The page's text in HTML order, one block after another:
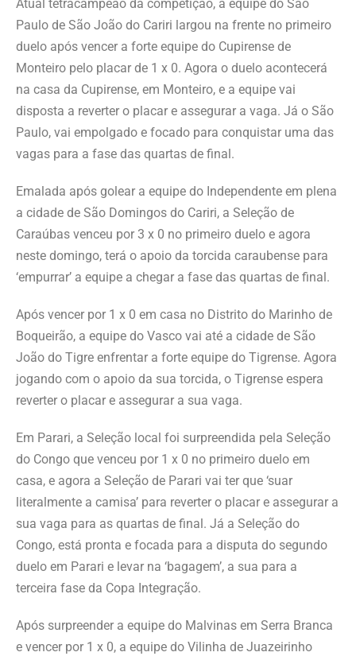
Atual tetracampeão da competição, a equipe do São
Paulo de São João do Cariri largou na frente no primeiro
duelo após vencer a forte equipe do Cupirense de
Monteiro pelo placar de 1 x 0. Agora o duelo acontecerá
na casa da Cupirense, em Monteiro, e a equipe vai
disposta a reverter o placar e assegurar a vaga. Já o São
Paulo, vai empolgado e focado para conquistar uma das
vagas para a fase das quartas de final.
Emalada após golear a equipe do Independente em plena
a cidade de São Domingos do Cariri, a Seleção de
Caraúbas venceu por 3 x 0 no primeiro duelo e agora
neste domingo, terá o apoio da torcida caraubense para
‘empurrar’ a equipe a chegar a fase das quartas de final.
Após vencer por 1 x 0 em casa no Distrito do Marinho de
Boqueirão, a equipe do Vasco vai até a cidade de São
João do Tigre enfrentar a forte equipe do Tigrense. Agora
jogando com o apoio da sua torcida, o Tigrense espera
reverter o placar e assegurar a sua vaga.
Em Parari, a Seleção local foi surpreendida pela Seleção
do Congo que venceu por 1 x 0 no primeiro duelo em
casa, e agora a Seleção de Parari vai ter que ‘suar
literalmente a camisa’ para reverter o placar e assegurar a
sua vaga para as quartas de final. Já a Seleção do
Congo, está pronta e focada para a disputa do segundo
duelo em Parari e levar na ‘bagagem’, a sua para a
terceira fase da Copa Integração.
Após surpreender a equipe do Malvinas em Serra Branca
e vencer por 1 x 0, a equipe do Vilinha de Juazeirinho